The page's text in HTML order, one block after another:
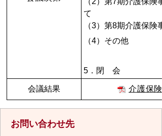
て
（3）第8期介護保険
（4）その他
5．閉 会
会議結果 介護保
お問い合わせ先